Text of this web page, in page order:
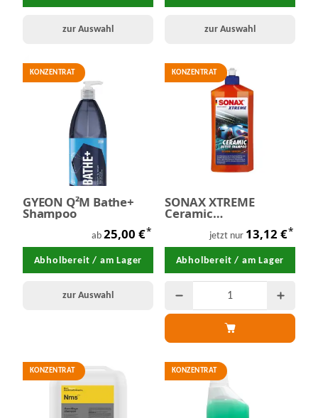
zur Auswahl zur Auswahl
KONZENTRAT
GYEON Q²M Bathe+
Shampoo
ab 25,00 €*
Abholbereit / am Lager
zur Auswahl
KONZENTRAT
SONAX XTREME
Ceramic
jetzt nur 13,12 €*
Abholbereit / am Lager
KONZENTRAT KONZENTRAT